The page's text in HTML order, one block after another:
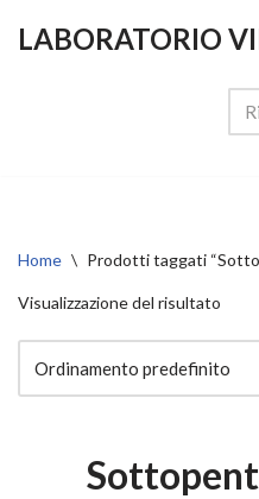
LABORATORIO
Home \ Prodotti taggati
Visualizzazione del risultato